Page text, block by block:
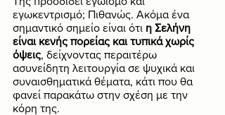
εγωκεντρισμό; Πιθανώς. Ακόμα ένα
σημαντικό σημείο είναι ότι η Σελήνη
είναι κενής πορείας και τυπικά χωρίς
όψεις, δείχνοντας περαιτέρω
ασυνείδητη λειτουργία σε ψυχικά και
συναισθηματικά θέματα, κάτι που θα
φανεί παρακάτω στην σχέση με την
κόρη της.